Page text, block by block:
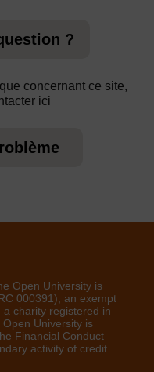
?
concernant ce site,
ici
Open University is
000391), an exempt
a charity registered in
University is
Financial Conduct
activity of credit